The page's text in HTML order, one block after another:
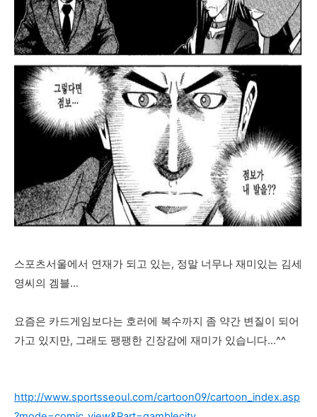
스포츠서울에서 연재가 되고 있는, 정말 너무나 재미있는 김세
영씨의 겜블...
요즘은 카드게임보다는 호러에 복수까지 좀 약간 변질이 되어
가고 있지만, 그래도 팽팽한 긴장감에 재미가 있습니다...^^
http://www.sportsseoul.com/cartoon09/cartoon_index.asp